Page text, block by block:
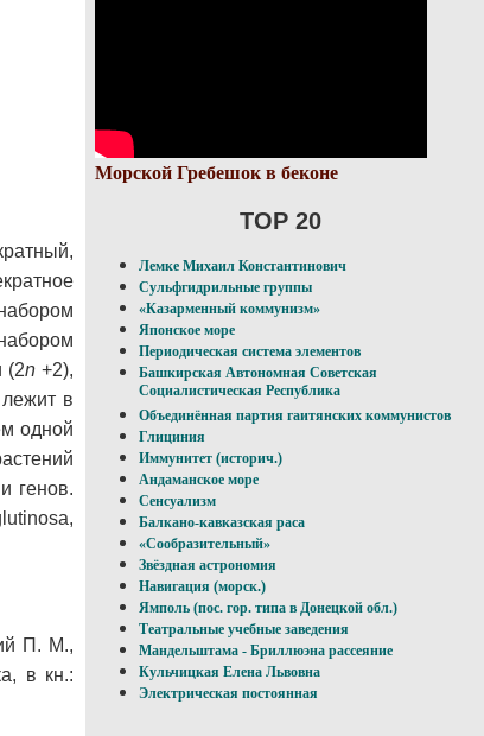
(2n+2),
в
одной
генов.
П. М.,
в кн.:
Морской Гребешок в беконе
TOP 20
Лемке Михаил Константинович
Сульфгидрильные группы
«Казарменный коммунизм»
Японское море
Периодическая система элементов
Башкирская Автономная Советская
Социалистическая Республика
Объединённая партия гаитянских коммунистов
Глициния
Иммунитет (историч.)
Андаманское море
Сенсуализм
Балкано-кавказская раса
«Сообразительный»
Звёздная астрономия
Навигация (морск.)
Ямполь (пос. гор. типа в Донецкой обл.)
Театральные учебные заведения
Мандельштама - Бриллюэна рассеяние
Кульчицкая Елена Львовна
Электрическая постоянная